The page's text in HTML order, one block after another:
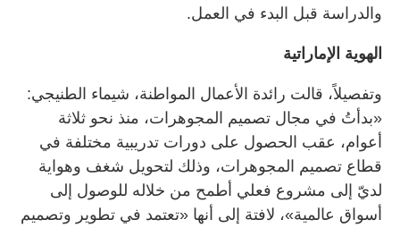
والدراسة قبل البدء في العمل.
الهوية الإماراتية
وتفصيلاً، قالت رائدة الأعمال المواطنة، شيماء الطنيجي:
«بدأتُ في مجال تصميم المجوهرات، منذ نحو ثلاثة
أعوام، عقب الحصول على دورات تدريبية مختلفة في
قطاع تصميم المجوهرات، وذلك لتحويل شغف وهواية
لديّ إلى مشروع فعلي أطمح من خلاله للوصول إلى
أسواق عالمية»، لافتة إلى أنها «تعتمد في تطوير وتصميم